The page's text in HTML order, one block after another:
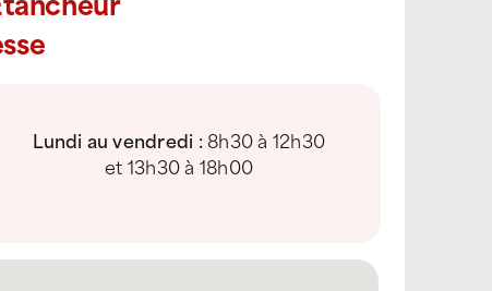
Lundi au vendredi :8h30 à 12h30
et 13h30 à 18h00